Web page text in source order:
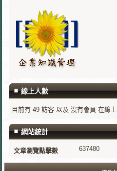
線上人數
目前有 49 訪客 以及 沒有會員 在線上
網站統計
文章瀏覽點擊數 637480